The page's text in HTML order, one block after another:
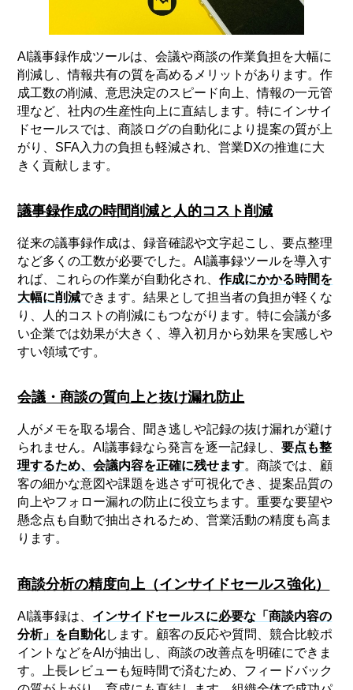
AI議事録作成ツールは、会議や商談の作業負担を大幅に
削減し、情報共有の質を高めるメリットがあります。作
成工数の削減、意思決定のスピード向上、情報の一元管
理など、社内の生産性向上に直結します。特にインサイ
ドセールスでは、商談ログの自動化により提案の質が上
がり、SFA入力の負担も軽減され、営業DXの推進に大
きく貢献します。
議事録作成の時間削減と人的コスト削減
従来の議事録作成は、録音確認や文字起こし、要点整理
など多くの工数が必要でした。AI議事録ツールを導入す
れば、これらの作業が自動化され、作成にかかる時間を
大幅に削減できます。結果として担当者の負担が軽くな
り、人的コストの削減にもつながります。特に会議が多
い企業では効果が大きく、導入初月から効果を実感しや
すい領域です。
会議・商談の質向上と抜け漏れ防止
人がメモを取る場合、聞き逃しや記録の抜け漏れが避け
られません。AI議事録なら発言を逐一記録し、要点も整
理するため、会議内容を正確に残せます。商談では、顧
客の細かな意図や課題を逃さず可視化でき、提案品質の
向上やフォロー漏れの防止に役立ちます。重要な要望や
懸念点も自動で抽出されるため、営業活動の精度も高ま
ります。
商談分析の精度向上（インサイドセールス強化）
AI議事録は、 インサイドセールスに必要な「商談内容の
分析」を自動化します。顧客の反応や質問、競合比較ポ
イントなどをAIが抽出し、商談の改善点を明確にできま
す。上長レビューも短時間で済むため、フィードバック